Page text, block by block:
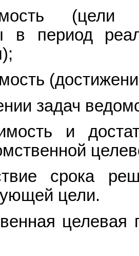
в период
задач
и
срока
цели.